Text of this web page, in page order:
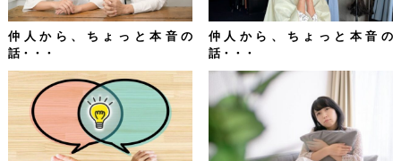
仲人から、ちょっと本音の
話・・・
仲人から、ちょっと本音の
話・・・